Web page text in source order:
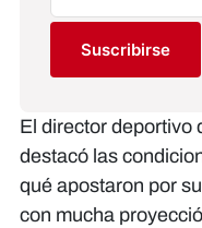
Suscribirse
El director deportivo
destacó las
qué apostaron por
con mucha